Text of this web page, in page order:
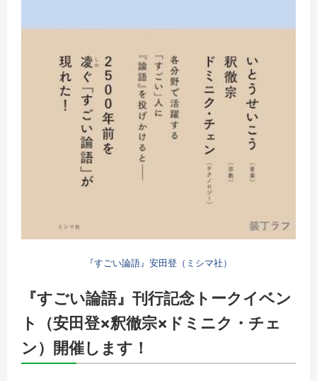
『すごい論語』安田登（ミシマ社）
『すごい論語』刊行記念トークイベン
ト（安田登×釈徹宗×ドミニク・チェ
ン）開催します！